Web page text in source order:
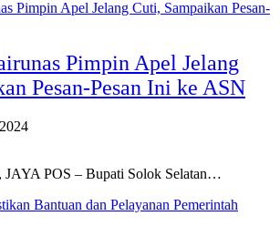
Pimpin Apel Jelang
Pesan-Pesan Ini ke ASN
POS – Bupati Solok Selatan…